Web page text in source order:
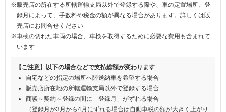
※販売店の所在する所轄運輸支局以外で登録する際や、車の定置場所、登
録月によって、手数料や税金の額が異なる場合があります。詳しくは販
売店にお問合せください
※車検の切れた車両の場合、車検を取得するために必要な費用も含まれて
います
【ご注意】以下の場合などで支払総額が変わります
自宅などの指定の場所へ陸送納車を希望する場合
販売店所在地の所轄運輸支局以外で登録する場合
商談～契約～登録の間に「登録月」がずれる場合
（登録月が3月から4月にずれる場合は自動車税の額が大きく上がり